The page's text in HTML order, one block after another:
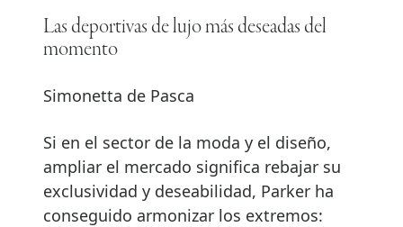
Las deportivas de lujo más deseadas del
momento
Simonetta de Pasca
Si en el sector de la moda y el diseño,
ampliar el mercado significa rebajar su
exclusividad y deseabilidad, Parker ha
conseguido armonizar los extremos: